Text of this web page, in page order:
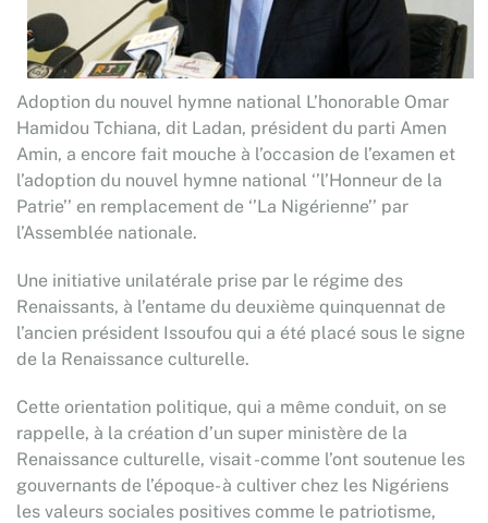
Adoption du nouvel hymne national L’honorable Omar
Hamidou Tchiana, dit Ladan, président du parti Amen
Amin, a encore fait mouche à l’occasion de l’examen et
l’adoption du nouvel hymne national ‘’l’Honneur de la
Patrie’’ en remplacement de ‘’La Nigérienne’’ par
l’Assemblée nationale.
Une initiative unilatérale prise par le régime des
Renaissants, à l’entame du deuxième quinquennat de
l’ancien président Issoufou qui a été placé sous le signe
de la Renaissance culturelle.
Cette orientation politique, qui a même conduit, on se
rappelle, à la création d’un super ministère de la
Renaissance culturelle, visait -comme l’ont soutenue les
gouvernants de l’époque- à cultiver chez les Nigériens
les valeurs sociales positives comme le patriotisme,